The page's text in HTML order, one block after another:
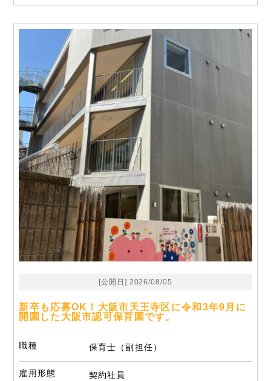
[公開日] 2026/08/05
新卒も応募OK！大阪市天王寺区に令和3年9月に
開園した大阪市認可保育園です。
職種 保育士（副担任）
雇用形態 契約社員